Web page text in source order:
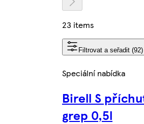
23 items
Filtrovat a seřadit (92)
Speciální nabídka
Birell S
grep 0,5l